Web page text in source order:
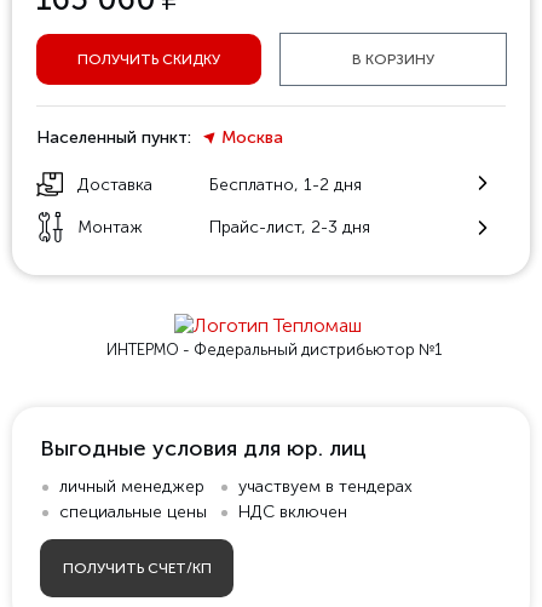
ПОЛУЧИТЬ СКИДКУ В КОРЗИНУ
Населенный пункт: Москва
Доставка Бесплатно, 1-2 дня
Монтаж Прайс-лист, 2-3 дня
ИНТЕРМО - Федеральный дистрибьютор №1
Выгодные условия для юр. лиц
личный менеджер
специальные цены
участвуем в тендерах
НДС включен
ПОЛУЧИТЬ СЧЕТ/КП